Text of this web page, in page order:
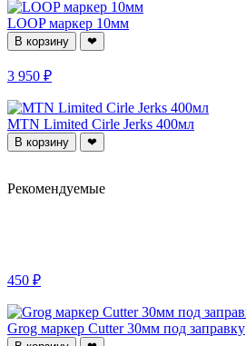
LOOP маркер 10мм
В корзину ❤
3 950 ₽
MTN Limited Cirle Jerks 400мл
В корзину ❤
Рекомендуемые
450 ₽
Grog маркер Cutter 30мм под заправку